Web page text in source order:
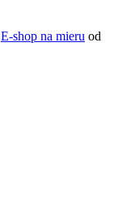
E‑shop na mieru od